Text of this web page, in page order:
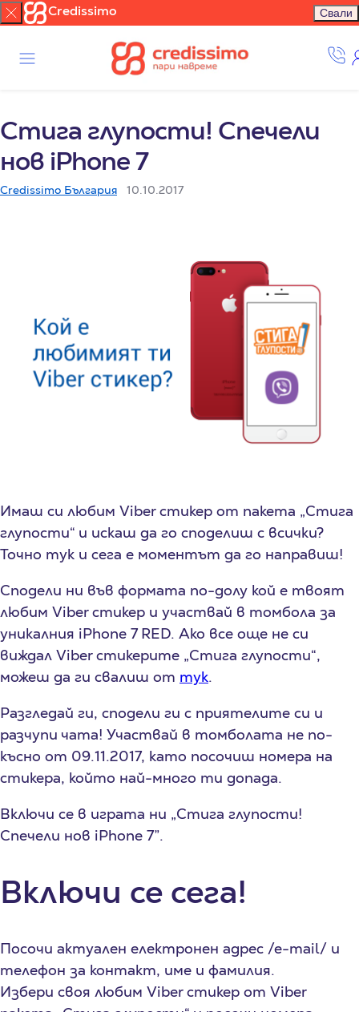
Credissimo Свали
Стига глупости! Спечели
нов iPhone 7
Credissimo България 10.10.2017
Имаш си любим Viber стикер от пакета „Стига
глупости“ и искаш да го споделиш с всички?
Точно тук и сега е моментът да го направиш!
Сподели ни във формата по-долу кой е твоят
любим Viber стикер и участвай в томбола за
уникалния iPhone 7 RED. Ако все още не си
виждал Viber стикерите „Стига глупости“,
можеш да ги свалиш от тук.
Разгледай ги, сподели ги с приятелите си и
разчупи чата! Участвай в томболата не по-
късно от 09.11.2017, като посочиш номера на
стикера, който най-много ти допада.
Включи се в играта ни „Стига глупости!
Спечели нов iPhone 7”.
Включи се сега!
Посочи актуален eлектронен адрес /е-mail/ и
телефон за контакт, име и фамилия.
Избери своя любим Viber стикер от Viber